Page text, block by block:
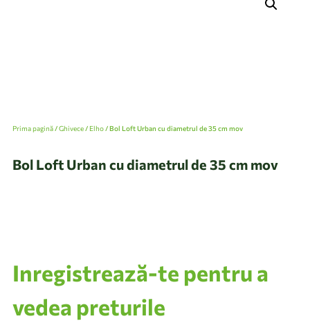
Prima pagină/Ghivece/ Elho/ Bol Loft Urban cu diametrul de 35 cm mov
Bol Loft Urban cu diametrul de 35 cm mov
Inregistrează-te pentru a
vedea preturile